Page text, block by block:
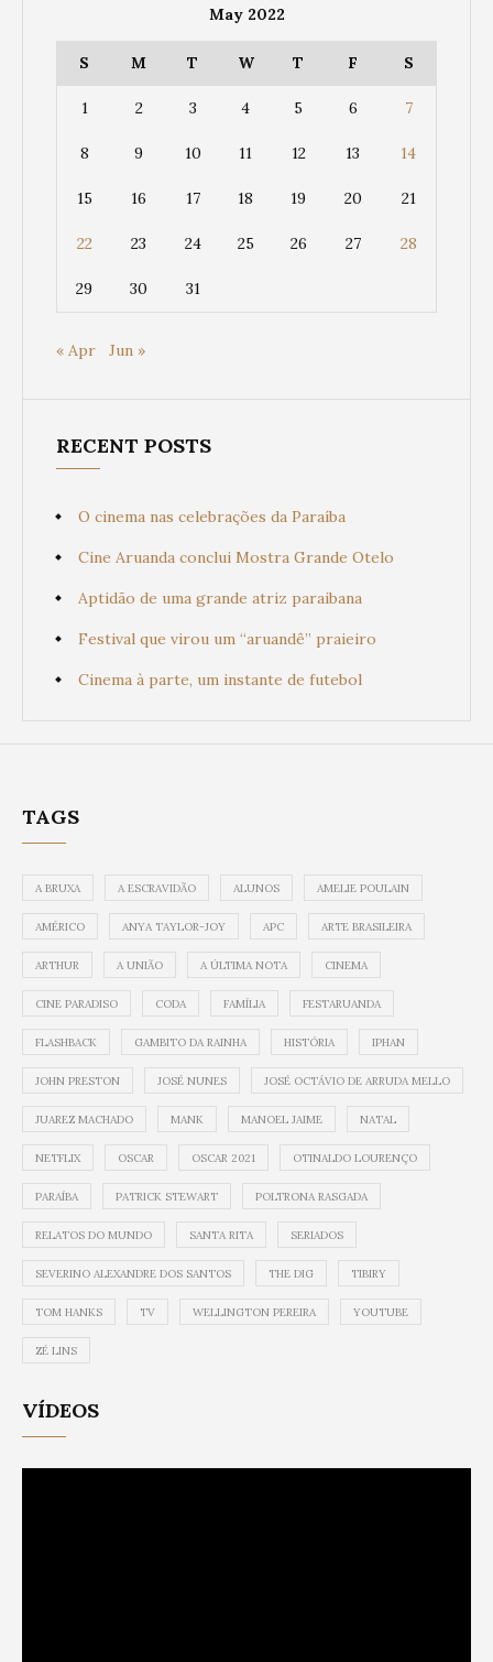
May 2022
S M T W T F S
1 2 3 4 5 6 7
8 9 10 11 12 13 14
15 16 17 18 19 20 21
22 23 24 25 26 27 28
29 30 31
« Apr Jun »
RECENT POSTS
O cinema nas celebrações da Paraíba
Cine Aruanda conclui Mostra Grande Otelo
Aptidão de uma grande atriz paraibana
Festival que virou um “aruandê” praieiro
Cinema à parte, um instante de futebol
TAGS
A BRUXA A ESCRAVIDÃO ALUNOS AMELIE POULAIN
AMÉRICO ANYA TAYLOR-JOY APC ARTE BRASILEIRA
ARTHUR A UNIÃO A ÚLTIMA NOTA CINEMA
CINE PARADISO CODA FAMÍLIA FESTARUANDA
FLASHBACK GAMBITO DA RAINHA HISTÓRIA IPHAN
JOHN PRESTON JOSÉ NUNES JOSÉ OCTÁVIO DE ARRUDA MELLO
JUAREZ MACHADO MANK MANOEL JAIME NATAL
NETFLIX OSCAR OSCAR 2021 OTINALDO LOURENÇO
PARAÍBA PATRICK STEWART POLTRONA RASGADA
RELATOS DO MUNDO SANTA RITA SERIADOS
SEVERINO ALEXANDRE DOS SANTOS THE DIG TIBIRY
TOM HANKS TV WELLINGTON PEREIRA YOUTUBE
ZÉ LINS
VÍDEOS